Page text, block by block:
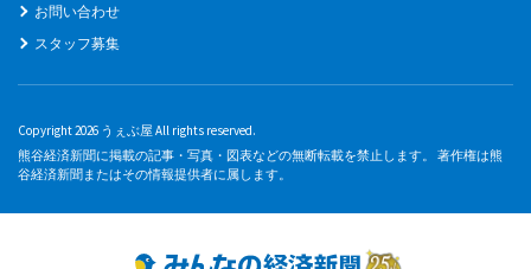
お問い合わせ
スタッフ募集
Copyright 2026 うぇぶ屋 All rights reserved.
熊谷経済新聞に掲載の記事・写真・図表などの無断転載を禁止します。 著作権は熊
谷経済新聞またはその情報提供者に属します。